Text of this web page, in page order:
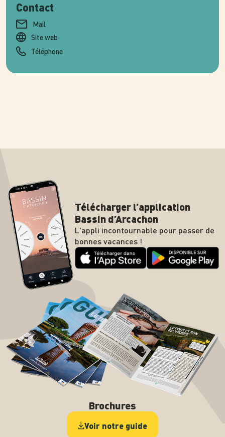
Contact
Mail
Site web
Téléphone
Télécharger l’application
Bassin d’Arcachon
L'appli incontournable pour passer de
bonnes vacances !
Brochures
Voir notre guide